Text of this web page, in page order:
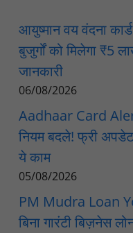
आयुष्मान वय वंदना
बुजुर्गों को मिलेगा ₹5
जानकारी
06/08/2026
Aadhaar Card
नियम बदले! फ्री
ये काम
05/08/2026
PM Mudra Loan
बिना गारंटी बिज़नेस